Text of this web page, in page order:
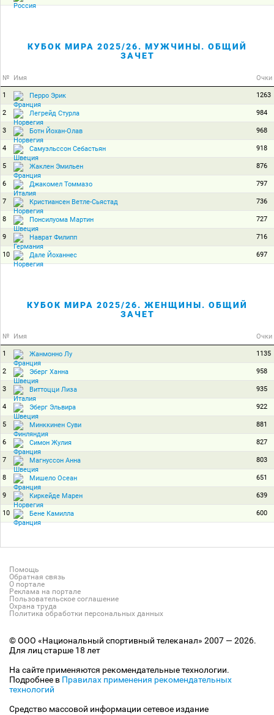
КУБОК МИРА 2025/26. МУЖЧИНЫ. ОБЩИЙ
ЗАЧЕТ
№ Имя Очки
1 Перро Эрик 1263
2 Легрейд Стурла 984
3 Ботн Йохан-Олав 968
4 Самуэльссон Себастьян 918
5 Жаклен Эмильен 876
6 Джакомел Томмазо 797
7 Кристиансен Ветле-Сьястад 736
8 Понсилуома Мартин 727
9 Наврат Филипп 716
10 Дале Йоханнес 697
КУБОК МИРА 2025/26. ЖЕНЩИНЫ. ОБЩИЙ
ЗАЧЕТ
№ Имя Очки
1 Жанмонно Лу 1135
2 Эберг Ханна 958
3 Виттоцци Лиза 935
4 Эберг Эльвира 922
5 Минккинен Суви 881
6 Симон Жулия 827
7 Магнуссон Анна 803
8 Мишело Осеан 651
9 Киркейде Марен 639
10 Бене Камилла 600
Помощь
Обратная связь
О портале
Реклама на портале
Пользовательское соглашение
Охрана труда
Политика обработки персональных данных
© ООО «Национальный спортивный телеканал» 2007 — 2026.
Для лиц старше 18 лет
На сайте применяются рекомендательные технологии.
Подробнее в Правилах применения рекомендательных
технологий
Средство массовой информации сетевое издание